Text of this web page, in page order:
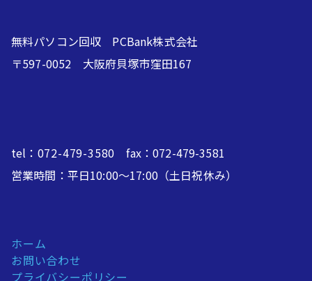
無料パソコン回収 PCBank株式会社
〒597-0052 大阪府貝塚市窪田167
tel： 072-479-3580 fax：072-479-3581
営業時間：平日10:00～17:00（土日祝休み）
ホーム
お問い合わせ
プライバシーポリシー